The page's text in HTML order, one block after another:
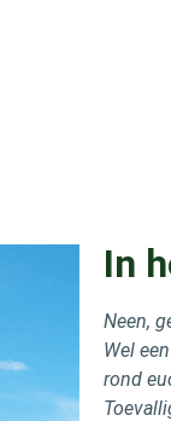
In
Neen,
Wel
rond